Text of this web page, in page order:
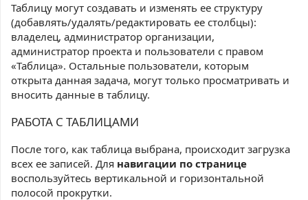
Таблицу могут создавать и изменять ее структуру
(добавлять/удалять/редактировать ее столбцы):
владелец, администратор организации,
администратор проекта и пользователи с правом
«Таблица». Остальные пользователи, которым
открыта данная задача, могут только просматривать и
вносить данные в таблицу.
РАБОТА С ТАБЛИЦАМИ
После того, как таблица выбрана, происходит загрузка
всех ее записей. Для навигации по странице
воспользуйтесь вертикальной и горизонтальной
полосой прокрутки.